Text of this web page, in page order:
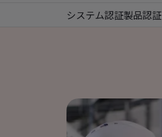
システム認証製品認証